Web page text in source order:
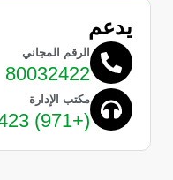
يدعم
الرقم المجاني
80032422
مكتب الإدارة
(+971) 423 470 14